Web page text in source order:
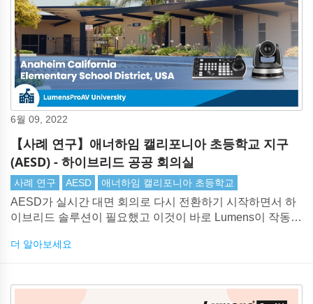
6월 09, 2022
【사례 연구】애너하임 캘리포니아 초등학교 지구
(AESD) - 하이브리드 공공 회의실
사례 연구 AESD 애너하임 캘리포니아 초등학교
AESD가 실시간 대면 회의로 다시 전환하기 시작하면서 하
이브리드 솔루션이 필요했고 이것이 바로 Lumens이 작동하
공급 업체 VMI 및 일부 Lumens 대표와의 회의 후 두 대의
더 알아보세요